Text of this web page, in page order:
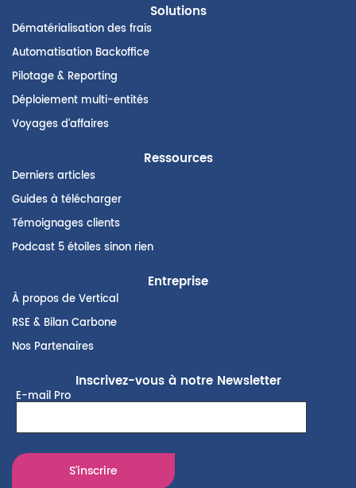
Solutions
Dématérialisation des frais
Automatisation Backoffice
Pilotage & Reporting
Déploiement multi-entités
Voyages d’affaires
Ressources
Derniers articles
Guides à télécharger
Témoignages clients
Podcast 5 étoiles sinon rien
Entreprise
À propos de Vertical
RSE & Bilan Carbone
Nos Partenaires
Inscrivez-vous à notre Newsletter
E-mail Pro